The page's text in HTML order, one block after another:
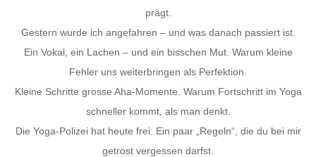
prägt.
Gestern wurde ich angefahren – und was danach passiert ist.
Ein Vokal, ein Lachen – und ein bisschen Mut. Warum kleine
Fehler uns weiterbringen als Perfektion.
Kleine Schritte grosse Aha-Momente. Warum Fortschritt im Yoga
schneller kommt, als man denkt.
Die Yoga-Polizei hat heute frei: Ein paar „Regeln“, die du bei mir
getrost vergessen darfst.